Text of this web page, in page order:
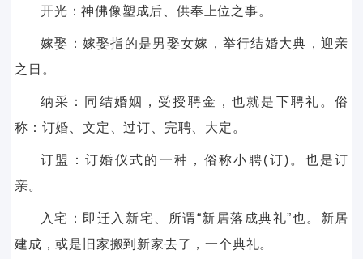
开光：神佛像塑成后、供奉上位之事。
嫁娶：嫁娶指的是男娶女嫁，举行结婚大典，迎亲
之日。
纳采：同结婚姻，受授聘金，也就是下聘礼。俗
称：订婚、文定、过订、完聘、大定。
订盟：订婚仪式的一种，俗称小聘(订)。也是订
亲。
入宅：即迁入新宅、所谓“新居落成典礼”也。新居
建成，或是旧家搬到新家去了，一个典礼。